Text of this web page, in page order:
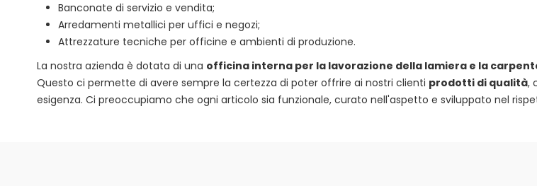
Banconate di servizio e vendita;
Arredamenti metallici per uffici e negozi;
Attrezzature tecniche per officine e ambienti di produzione.
La nostra azienda è dotata di una officina interna per la lavorazione della lamiera e la
Questo ci permette di avere sempre la certezza di poter offrire ai nostri clienti prodotti di qualità,
esigenza. Ci preoccupiamo che ogni articolo sia funzionale, curato nell'aspetto e sviluppato nel